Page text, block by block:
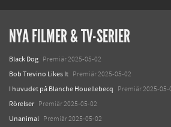
NYA FILMER & TV-SERIER
Black Dog Premiär 2025-05-02
Bob Trevino Likes It Premiär 2025-05-02
I huvudet på Blanche Houellebecq Premiär 2025-05-
Rörelser Premiär 2025-05-02
Unanimal Premiär 2025-05-02